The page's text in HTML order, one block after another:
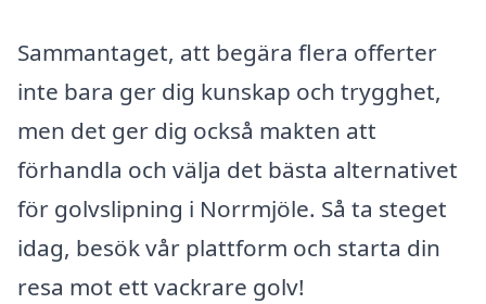
Sammantaget, att begära flera offerter
inte bara ger dig kunskap och trygghet,
men det ger dig också makten att
förhandla och välja det bästa alternativet
för golvslipning i Norrmjöle. Så ta steget
idag, besök vår plattform och starta din
resa mot ett vackrare golv!